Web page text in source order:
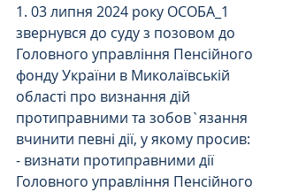
1. 03 липня 2024 року ОСОБА_1
звернувся до суду з позовом до
Головного управління Пенсійного
фонду України в Миколаївській
області про визнання дій
протиправними та зобов`язання
вчинити певні дії, у якому просив:
- визнати протиправними дії
Головного управління Пенсійного